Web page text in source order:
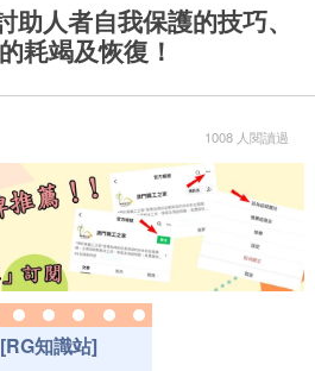
助人者自我保護的技巧、
耗竭及恢復！
1008 人閱讀過
[RG知識站]